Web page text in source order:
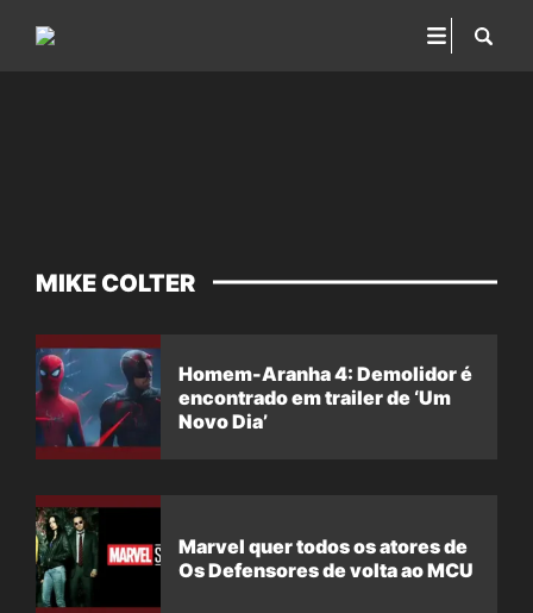
MIKE COLTER
Homem-Aranha 4: Demolidor é
encontrado em trailer de ‘Um
Novo Dia’
Marvel quer todos os atores de
Os Defensores de volta ao MCU